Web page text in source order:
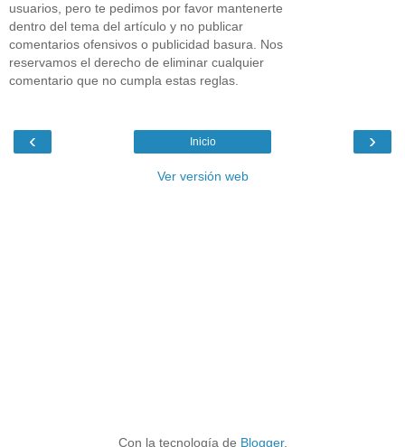
usuarios, pero te pedimos por favor mantenerte
dentro del tema del artículo y no publicar
comentarios ofensivos o publicidad basura. Nos
reservamos el derecho de eliminar cualquier
comentario que no cumpla estas reglas.
‹ ›
Inicio
Ver versión web
Con la tecnología de Blogger.